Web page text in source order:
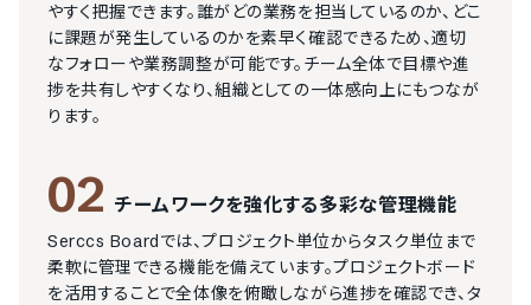
やすく把握できます。誰がどの業務を担当しているのか、どこ
に課題が発生しているのかを素早く確認できるため、適切
なフォローや業務調整が可能です。チーム全体で目標や進
捗を共有しやすくなり、組織としての一体感向上にもつなが
ります。
02 チームワークを強化する多彩な管理機能
Serccs Boardでは、プロジェクト単位からタスク単位まで
柔軟に管理できる機能を備えています。プロジェクトボード
を活用することで全体像を俯瞰しながら進捗を確認でき、タ